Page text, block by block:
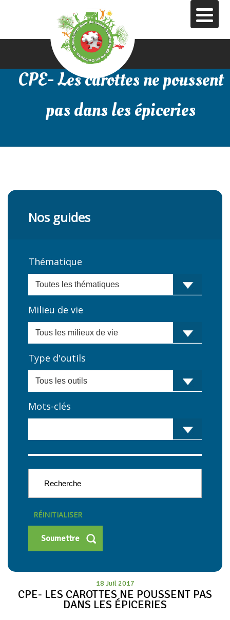
CPE- Les carottes ne poussent
pas dans les épiceries
Nos guides
Thématique
Milieu de vie
Type d'outils
Mots-clés
RÉINITIALISER
18 Juil 2017
CPE- LES CAROTTES NE POUSSENT PAS
DANS LES ÉPICERIES